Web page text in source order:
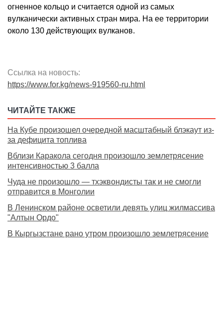
огненное кольцо и считается одной из самых
вулканически активных стран мира. На ее территории
около 130 действующих вулканов.
Ссылка на новость:
https://www.for.kg/news-919560-ru.html
ЧИТАЙТЕ ТАКЖЕ
На Кубе произошел очередной масштабный блэкаут из-
за дефицита топлива
Вблизи Каракола сегодня произошло землетрясение
интенсивностью 3 балла
Чуда не произошло — тхэквондисты так и не смогли
отправится в Монголии
В Ленинском районе осветили девять улиц жилмассива
"Алтын Ордо"
В Кыргызстане рано утром произошло землетрясение